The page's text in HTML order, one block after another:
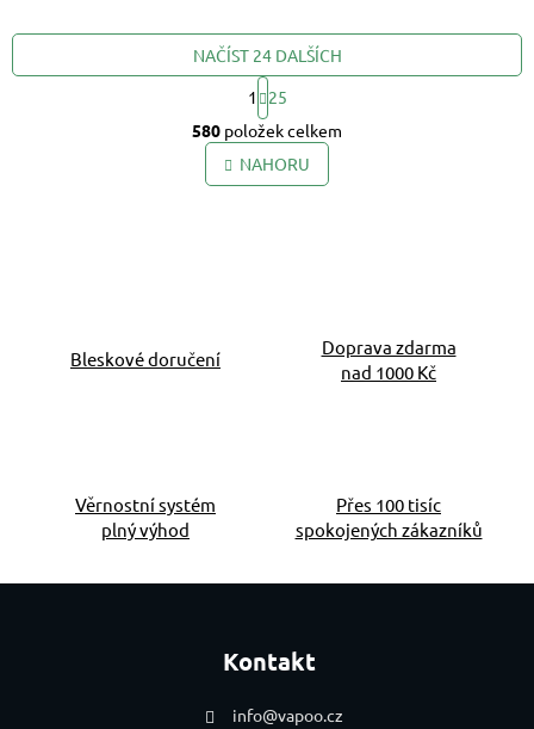
Ovládací prvky
NAČÍST 24 DALŠÍCH
Stránkování
1
25
580 položek celkem
NAHORU
Bleskové doručení
Doprava zdarma
nad 1000 Kč
Věrnostní systém
plný výhod
Přes 100 tisíc
spokojených zákazníků
Kontakt
info@vapoo.cz